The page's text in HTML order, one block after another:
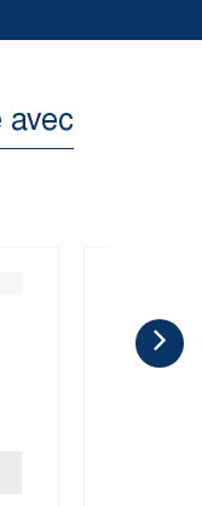
avec
X-20A